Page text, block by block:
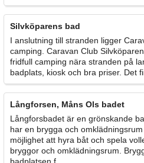
Silvköparens bad
I anslutning till stranden ligger
camping. Caravan Club
fridfull camping nära stranden på
badplats, kiosk och bra priser. Det
Långforsen, Måns Ols badet
Långforsbadet är en grönskande
har en brygga och
möjlighet att hyra båt och spela
bryggor och omklädningsrum.